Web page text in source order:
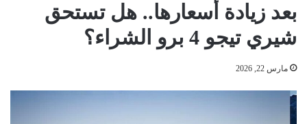
بعد زيادة أسعارها.. هل تستحق
شيري تيجو 4 برو الشراء؟
مارس 22, 2026